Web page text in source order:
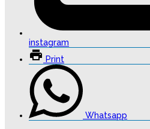
instagram
Print
Whatsapp